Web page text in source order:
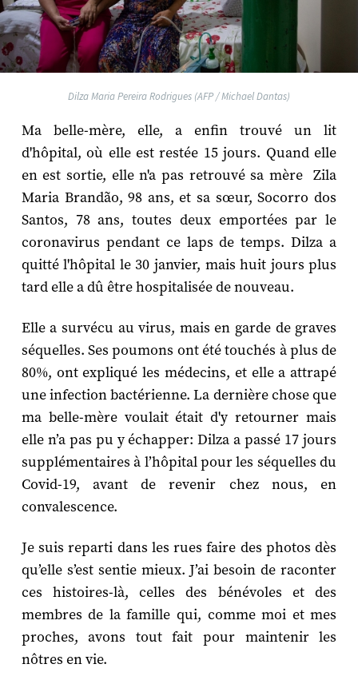
Dilza Maria Pereira Rodrigues (AFP / Michael Dantas)
Ma belle-mère, elle, a enfin trouvé un lit
d'hôpital, où elle est restée 15 jours. Quand elle
en est sortie, elle n'a pas retrouvé sa mère Zila
Maria Brandão, 98 ans, et sa sœur, Socorro dos
Santos, 78 ans, toutes deux emportées par le
coronavirus pendant ce laps de temps. Dilza a
quitté l'hôpital le 30 janvier, mais huit jours plus
tard elle a dû être hospitalisée de nouveau.
Elle a survécu au virus, mais en garde de graves
séquelles. Ses poumons ont été touchés à plus de
80%, ont expliqué les médecins, et elle a attrapé
une infection bactérienne. La dernière chose que
ma belle-mère voulait était d'y retourner mais
elle n’a pas pu y échapper: Dilza a passé 17 jours
supplémentaires à l’hôpital pour les séquelles du
Covid-19, avant de revenir chez nous, en
convalescence.
Je suis reparti dans les rues faire des photos dès
qu’elle s’est sentie mieux. J’ai besoin de raconter
ces histoires-là, celles des bénévoles et des
membres de la famille qui, comme moi et mes
proches, avons tout fait pour maintenir les
nôtres en vie.